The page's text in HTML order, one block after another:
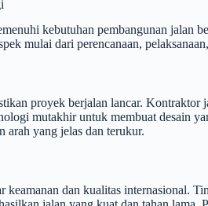
kebutuhan pembangunan jalan
mulai dari perencanaan,
proyek berjalan lancar.
mutakhir untuk membuat desain
arah yang jelas dan terukur.
dan kualitas internasional.